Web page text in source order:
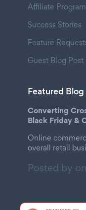
Affiliate Program
Success Stories
Feature
Guest Blog Post
Featured
Converting
Black Friday &
Online
overall retail
Posted by on